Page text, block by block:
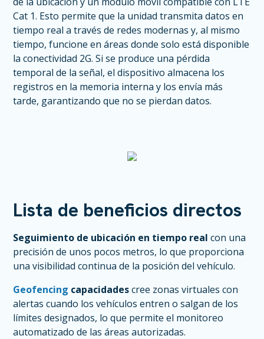
Cat 1. Esto permite que la unidad transmita datos en
tiempo real a través de redes modernas y, al mismo
tiempo, funcione en áreas donde solo está disponible
la conectividad 2G. Si se produce una pérdida
temporal de la señal, el dispositivo almacena los
registros en la memoria interna y los envía más
tarde, garantizando que no se pierdan datos.
Lista de beneficios directos
Seguimiento de ubicación en tiempo real con una
precisión de unos pocos metros, lo que proporciona
una visibilidad continua de la posición del vehículo.
Geofencing capacidadescree zonas virtuales con
alertas cuando los vehículos entren o salgan de los
límites designados, lo que permite el monitoreo
automatizado de las áreas autorizadas.